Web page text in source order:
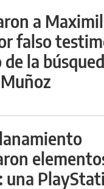
a
falso
de la
una